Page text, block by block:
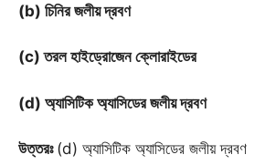
(b) চিনির জলীয় দ্রবণ
(c) তরল হাইড্রোজেন ক্লোরাইডের
(d) অ্যাসিটিক অ্যাসিডের জলীয় দ্রবণ
উত্তরঃ (d) অ্যাসিটিক অ্যাসিডের জলীয় দ্রবণ